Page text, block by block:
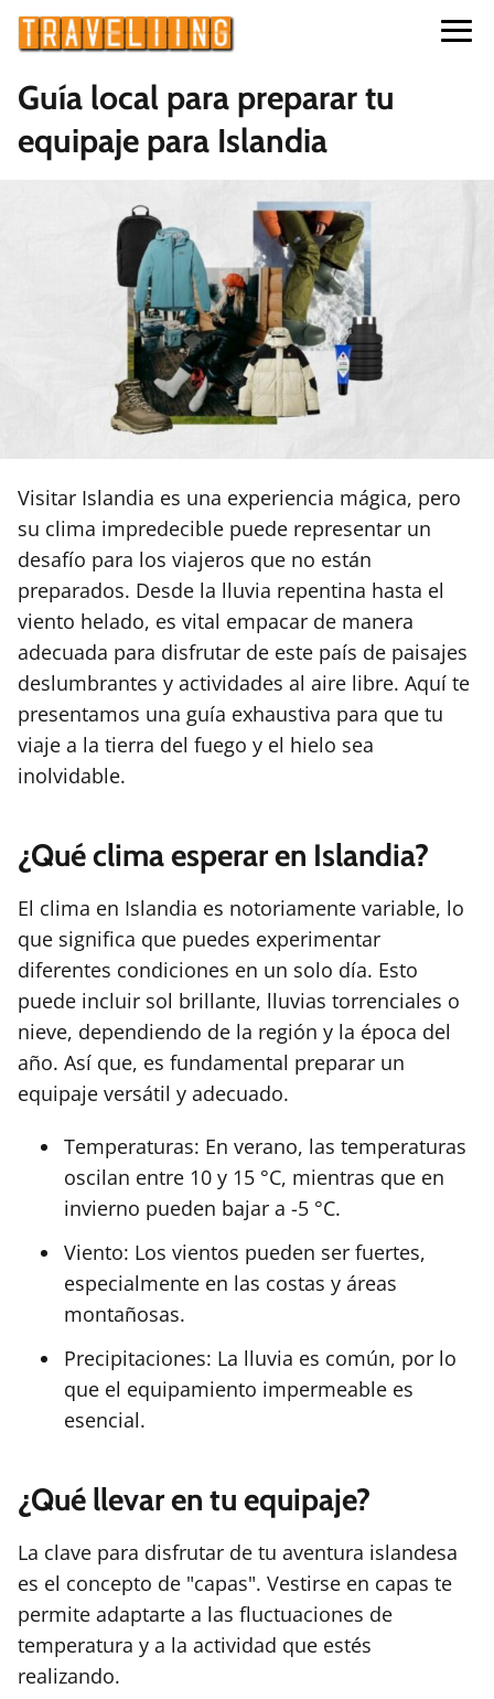
Guía local para preparar tu
equipaje para Islandia
Visitar Islandia es una experiencia mágica, pero
su clima impredecible puede representar un
desafío para los viajeros que no están
preparados. Desde la lluvia repentina hasta el
viento helado, es vital empacar de manera
adecuada para disfrutar de este país de paisajes
deslumbrantes y actividades al aire libre. Aquí te
presentamos una guía exhaustiva para que tu
viaje a la tierra del fuego y el hielo sea
inolvidable.
¿Qué clima esperar en Islandia?
El clima en Islandia es notoriamente variable, lo
que significa que puedes experimentar
diferentes condiciones en un solo día. Esto
puede incluir sol brillante, lluvias torrenciales o
nieve, dependiendo de la región y la época del
año. Así que, es fundamental preparar un
equipaje versátil y adecuado.
Temperaturas: En verano, las temperaturas
oscilan entre 10 y 15 °C, mientras que en
invierno pueden bajar a -5 °C.
Viento: Los vientos pueden ser fuertes,
especialmente en las costas y áreas
montañosas.
Precipitaciones: La lluvia es común, por lo
que el equipamiento impermeable es
esencial.
¿Qué llevar en tu equipaje?
La clave para disfrutar de tu aventura islandesa
es el concepto de "capas". Vestirse en capas te
permite adaptarte a las fluctuaciones de
temperatura y a la actividad que estés
realizando.